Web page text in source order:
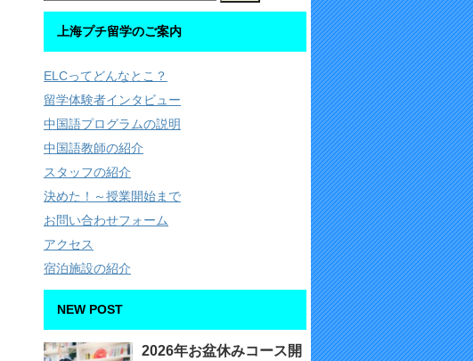
上海プチ留学のご案内
ELCってどんなとこ？
留学体験者インタビュー
中国語プログラムの説明
中国語教師の紹介
スタッフの紹介
決めた！～授業開始まで
お問い合わせフォーム
アクセス
宿泊施設の紹介
NEW POST
2026年お盆休みコース開